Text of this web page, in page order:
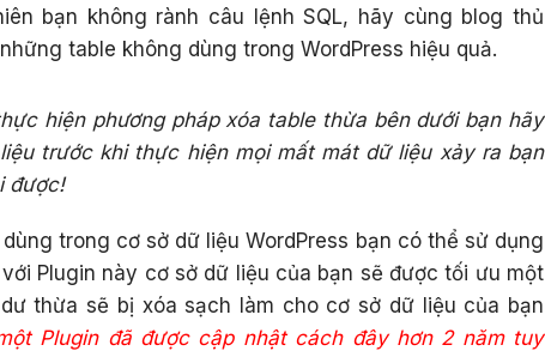
bạn không rành câu lệnh SQL, hãy cùng blog thủ
table không dùng trong WordPress hiệu quả.
hiện phương pháp xóa table thừa bên dưới bạn hãy
trước khi thực hiện mọi mất mát dữ liệu xảy ra bạn
được!
trong cơ sở dữ liệu WordPress bạn có thể sử dụng
Plugin này cơ sở dữ liệu của bạn sẽ được tối ưu một
thừa sẽ bị xóa sạch làm cho cơ sở dữ liệu của bạn
Plugin đã được cập nhật cách đây hơn 2 năm tuy